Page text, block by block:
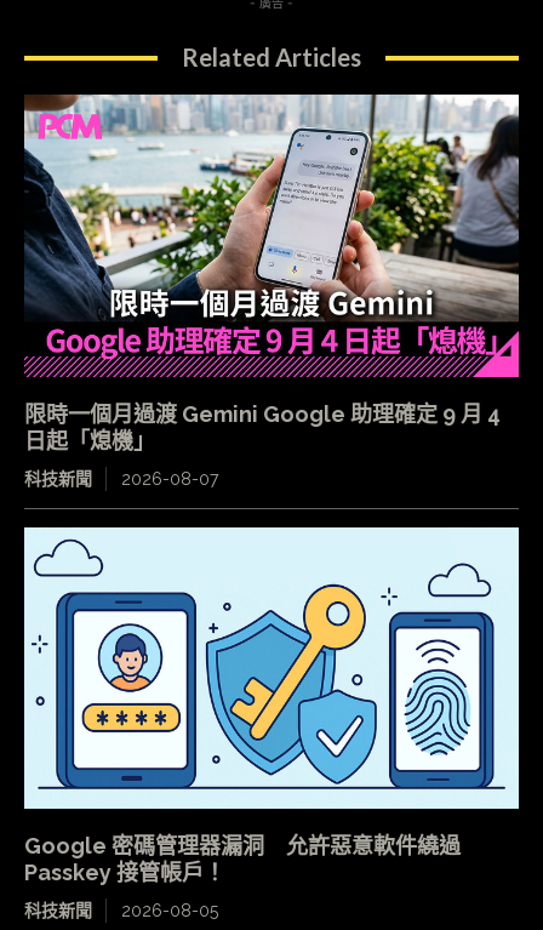
Related Articles
限時一個月過渡 Gemini Google 助理確定 9 月 4
日起「熄機」
科技新聞 2026-08-07
Google 密碼管理器漏洞 允許惡意軟件繞過
Passkey 接管帳戶！
科技新聞 2026-08-05